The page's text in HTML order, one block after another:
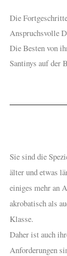
Die
Anspruchsvolle
Die Besten von
Santinys auf der
Sie sind die
älter und etwas
einiges mehr an
akrobatisch als
Klasse.
Daher ist auch
Anforderungen